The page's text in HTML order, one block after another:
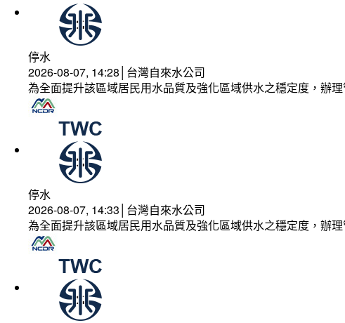
停水
2026-08-07, 14:28│台灣自來水公司
為全面提升該區域居民用水品質及強化區域供水之穩定度，辦
停水
2026-08-07, 14:33│台灣自來水公司
為全面提升該區域居民用水品質及強化區域供水之穩定度，辦